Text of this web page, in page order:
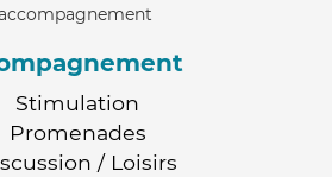
Stimulation
Promenades
/ Loisirs